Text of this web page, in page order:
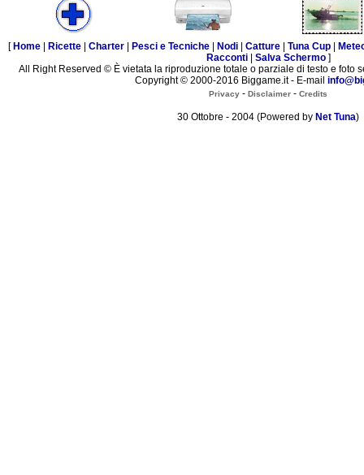
[ Home Ricette Charter Pesci e Tecniche Nodi Catture Tuna Cup
Racconti| Salva Schermo]
All Right Reserved © È vietata la riproduzione totale o parziale di testo e foto
Copyright © 2000-2016 Biggame.it - E-mail
Privacy - Disclaimer - Credits
30 Ottobre - 2004 (Powered by Net Tuna)